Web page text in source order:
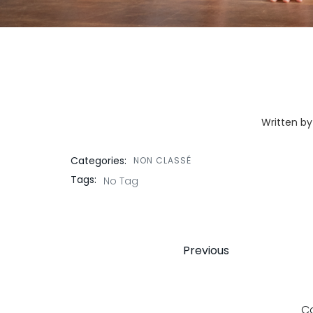
Written by
Categories: NON CLASSÉ
Tags: No Tag
Post
PreviousPost